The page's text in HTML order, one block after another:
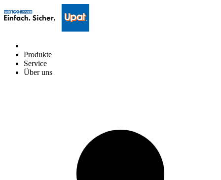
Produkte
Service
Über uns